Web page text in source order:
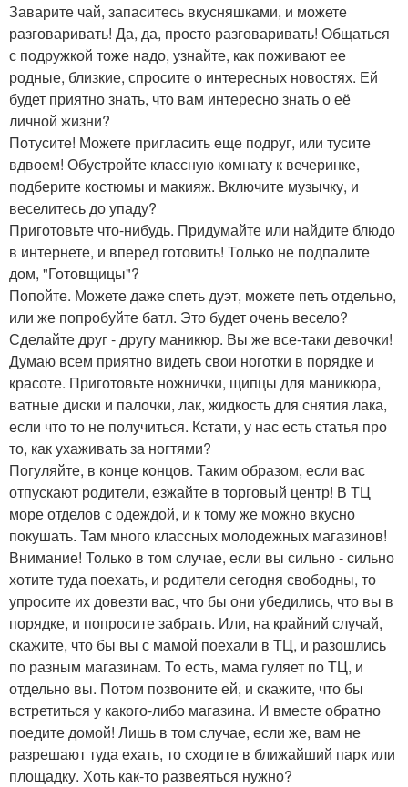
Заварите чай, запаситесь вкусняшками, и можете
разговаривать! Да, да, просто разговаривать! Общаться
с подружкой тоже надо, узнайте, как поживают ее
родные, близкие, спросите о интересных новостях. Ей
будет приятно знать, что вам интересно знать о её
личной жизни?
Потусите! Можете пригласить еще подруг, или тусите
вдвоем! Обустройте классную комнату к вечеринке,
подберите костюмы и макияж. Включите музычку, и
веселитесь до упаду?
Приготовьте что-нибудь. Придумайте или найдите блюдо
в интернете, и вперед готовить! Только не подпалите
дом, "Готовщицы"?
Попойте. Можете даже спеть дуэт, можете петь отдельно,
или же попробуйте батл. Это будет очень весело?
Сделайте друг - другу маникюр. Вы же все-таки девочки!
Думаю всем приятно видеть свои ноготки в порядке и
красоте. Приготовьте ножнички, щипцы для маникюра,
ватные диски и палочки, лак, жидкость для снятия лака,
если что то не получиться. Кстати, у нас есть статья про
то, как ухаживать за ногтями?
Погуляйте, в конце концов. Таким образом, если вас
отпускают родители, езжайте в торговый центр! В ТЦ
море отделов с одеждой, и к тому же можно вкусно
покушать. Там много классных молодежных магазинов!
Внимание! Только в том случае, если вы сильно - сильно
хотите туда поехать, и родители сегодня свободны, то
упросите их довезти вас, что бы они убедились, что вы в
порядке, и попросите забрать. Или, на крайний случай,
скажите, что бы вы с мамой поехали в ТЦ, и разошлись
по разным магазинам. То есть, мама гуляет по ТЦ, и
отдельно вы. Потом позвоните ей, и скажите, что бы
встретиться у какого-либо магазина. И вместе обратно
поедите домой! Лишь в том случае, если же, вам не
разрешают туда ехать, то сходите в ближайший парк или
площадку. Хоть как-то развеяться нужно?